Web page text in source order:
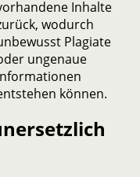
Inhalte
wodurch
Plagiate
ungenaue
können.